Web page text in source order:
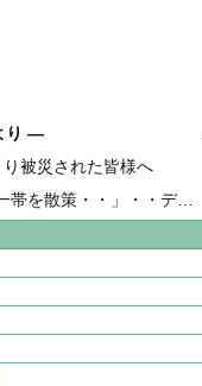
り ―
被災された皆様へ
・・」・・デジカメ松岡の昼散策